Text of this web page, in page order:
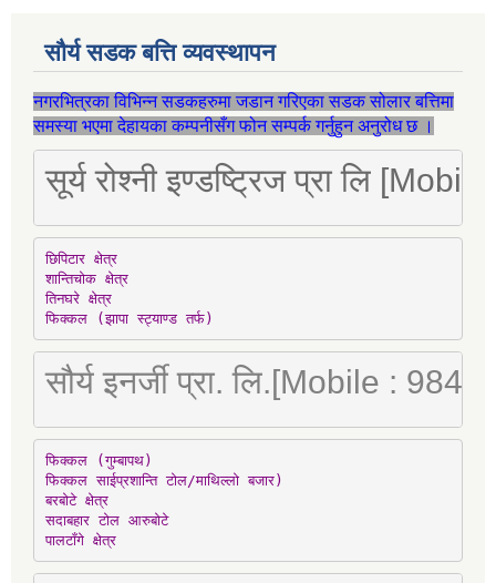
सौर्य सडक बत्ति व्यवस्थापन
नगरभित्रका विभिन्न सडकहरुमा जडान गरिएका सडक सोलार बत्तिमा
समस्या भएमा देहायका कम्पनीसँग फोन सम्पर्क गर्नुहुन अनुरोध छ ।
सूर्य रोश्नी इण्डष्ट्रिज प्रा लि
छिपिटार क्षेत्र
शान्तिचोक क्षेत्र
तिनघरे क्षेत्र
फिक्कल (झापा स्ट्याण्ड तर्फ)
सौर्य इनर्जी प्रा. लि.[Mobile :
फिक्कल (गुम्बापथ)
फिक्कल साईप्रशान्ति टोल/माथिल्लो बजार)
बरबोटे क्षेत्र
सदाबहार टोल आरुबोटे
पालटाँगे क्षेत्र